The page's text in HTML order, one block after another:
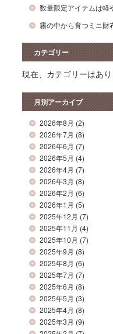
数量限定アイテムは軽
霧の中から育つミニ財
カテゴリー
現在、カテゴリーはあ
月別アーカイブ
2026年8月 (2)
2026年7月 (8)
2026年6月 (7)
2026年5月 (4)
2026年4月 (7)
2026年3月 (8)
2026年2月 (6)
2026年1月 (5)
2025年12月 (7)
2025年11月 (4)
2025年10月 (7)
2025年9月 (8)
2025年8月 (6)
2025年7月 (7)
2025年6月 (8)
2025年5月 (3)
2025年4月 (8)
2025年3月 (9)